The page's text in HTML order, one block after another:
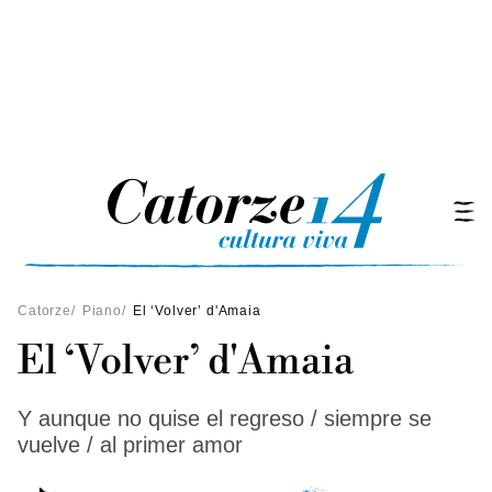
Catorze/ Piano/ El ‘Volver’ d'Amaia
El ‘Volver’ d'Amaia
Y aunque no quise el regreso / siempre se
vuelve / al primer amor